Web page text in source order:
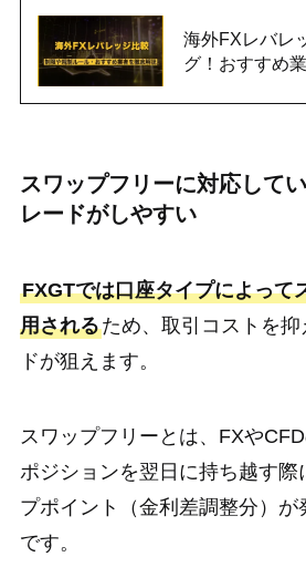
海外FXレバレ
グ！おすすめ
スワップフリーに対応して
レードがしやすい
FXGTでは口座タイプによって
用されるため、取引コストを
ドが狙えます。
スワップフリーとは、FXやCFD
ポジションを翌日に持ち越す際
プポイント（金利差調整分）が
です。